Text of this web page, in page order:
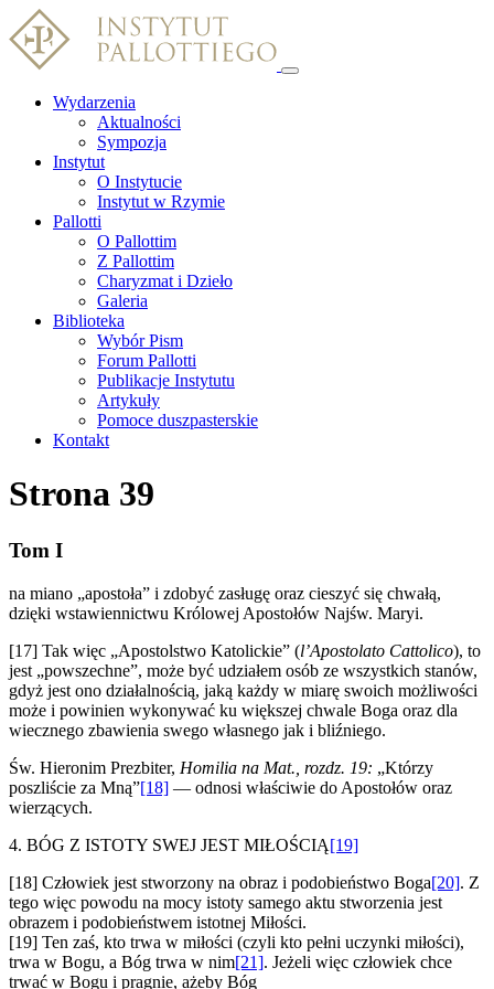
Wydarzenia
Aktualności
Sympozja
Instytut
O Instytucie
Instytut w Rzymie
Pallotti
O Pallottim
Z Pallottim
Charyzmat i Dzieło
Galeria
Biblioteka
Wybór Pism
Forum Pallotti
Publikacje Instytutu
Artykuły
Pomoce duszpasterskie
Kontakt
Strona 39
Tom I
na miano „apostoła” i zdobyć zasługę oraz cieszyć się chwałą,
dzięki wstawiennictwu Królowej Apostołów Najśw. Maryi.
[17] Tak więc „Apostolstwo Katolickie” (l’Apostolato Cattolico), to
jest „powszechne”, może być udziałem osób ze wszystkich stanów,
gdyż jest ono działalnością, jaką każdy w miarę swoich możliwości
może i powinien wykonywać ku większej chwale Boga oraz dla
wiecznego zbawienia swego własnego jak i bliźniego.
Św. Hieronim Prezbiter, Homilia na Mat., rozdz. 19: „Którzy
poszliście za Mną”[18] — odnosi właściwie do Apostołów oraz
wierzących.
4. BÓG Z ISTOTY SWEJ JEST MIŁOŚCIĄ[19]
[18] Człowiek jest stworzony na obraz i podobieństwo Boga[20]. Z
tego więc powodu na mocy istoty samego aktu stworzenia jest
obrazem i podobieństwem istotnej Miłości.
[19] Ten zaś, kto trwa w miłości (czyli kto pełni uczynki miłości),
trwa w Bogu, a Bóg trwa w nim[21]. Jeżeli więc człowiek chce
trwać w Bogu i pragnie, ażeby Bóg